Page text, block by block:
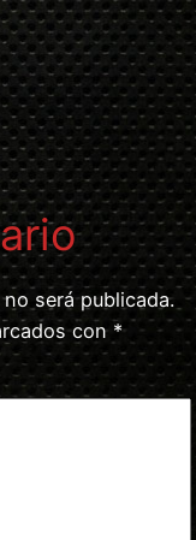
será publicada.
con *